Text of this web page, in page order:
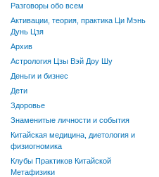
Разговоры обо всем
Активации, теория, практика Ци Мэнь
Дунь Цзя
Архив
Астрология Цзы Вэй Доу Шу
Деньги и бизнес
Дети
Здоровье
Знаменитые личности и события
Китайская медицина, диетология и
физиогномика
Клубы Практиков Китайской
Метафизики